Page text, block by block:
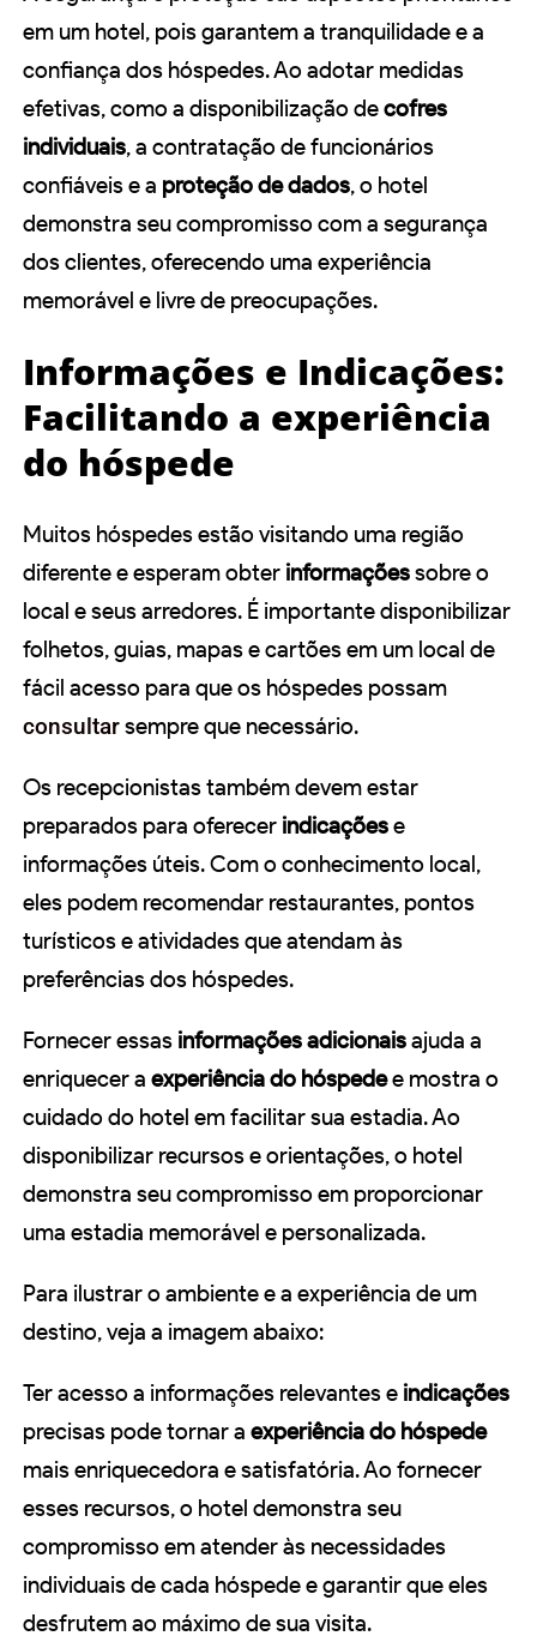
em um hotel, pois garantem a tranquilidade e a
confiança dos hóspedes. Ao adotar medidas
efetivas, como a disponibilização decofres
individuais, a contratação de funcionários
confiáveis e a proteção de dados, o hotel
demonstra seu compromisso com a segurança
dos clientes, oferecendo uma experiência
memorável e livre de preocupações.
Informações e Indicações:
Facilitando a experiência
do hóspede
Muitos hóspedes estão visitando uma região
diferente e esperam obter informaçõessobre o
local e seus arredores. É importante disponibilizar
folhetos, guias, mapas e cartões em um local de
fácil acesso para que os hóspedes possam
consultarsempre que necessário.
Os recepcionistas também devem estar
preparados para oferecer indicaçõese
informações úteis. Com o conhecimento local,
eles podem recomendar restaurantes, pontos
turísticos e atividades que atendam às
preferências dos hóspedes.
Fornecer essas informações adicionaisajuda a
enriquecer a experiência do hóspedee mostra o
cuidado do hotel em facilitar sua estadia. Ao
disponibilizar recursos e orientações, o hotel
demonstra seu compromisso em proporcionar
uma estadia memorável e personalizada.
Para ilustrar o ambiente e a experiência de um
destino, veja a imagem abaixo:
Ter acesso a informações relevantes e indicações
precisas pode tornar a experiência do hóspede
mais enriquecedora e satisfatória. Ao fornecer
esses recursos, o hotel demonstra seu
compromisso em atender às necessidades
individuais de cada hóspede e garantir que eles
desfrutem ao máximo de sua visita.